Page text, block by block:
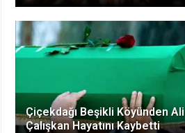
Çiçekdağı Beşikli Köyünden Ali
Çalışkan Hayatını Kaybetti